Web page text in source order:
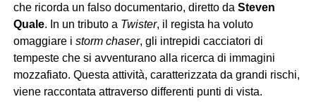
che ricorda un falso documentario, diretto da Steven
Quale. In un tributo a Twister, il regista ha voluto
omaggiare i storm chaser, gli intrepidi cacciatori di
tempeste che si avventurano alla ricerca di immagini
mozzafiato. Questa attività, caratterizzata da grandi rischi,
viene raccontata attraverso differenti punti di vista.